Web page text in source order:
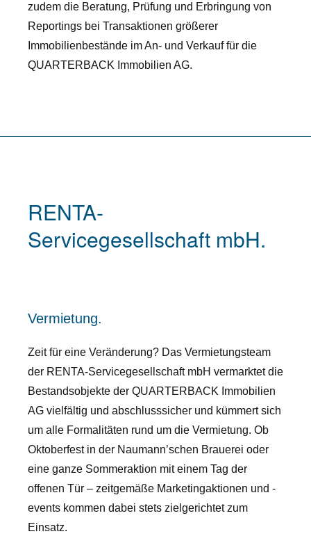
zudem die Beratung, Prüfung und Erbringung von
Reportings bei Transaktionen größerer
Immobilienbestände im An- und Verkauf für die
QUARTERBACK Immobilien AG.
RENTA-
Servicegesellschaft mbH.
Vermietung.
Zeit für eine Veränderung? Das Vermietungsteam
der RENTA-Servicegesellschaft mbH vermarktet die
Bestandsobjekte der QUARTERBACK Immobilien
AG vielfältig und abschlusssicher und kümmert sich
um alle Formalitäten rund um die Vermietung. Ob
Oktoberfest in der Naumann’schen Brauerei oder
eine ganze Sommeraktion mit einem Tag der
offenen Tür – zeitgemäße Marketingaktionen und -
events kommen dabei stets zielgerichtet zum
Einsatz.